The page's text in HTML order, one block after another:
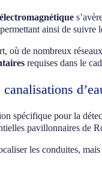
ainsi de suivre
où de nombreux
requises dans le
spécifique pour la
pavillonnaires de
les conduites,